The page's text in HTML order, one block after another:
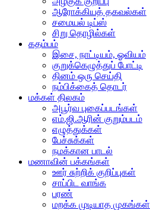
ஆரோக்கியத் தகவல்கள்
சமையல் டிப்ஸ்
சிறு தொழில்கள்
கதம்பம்
இசை, நாட்டியம், ஓவியம்
குறுக்கெழுத்துப் போட்டி
தினம் ஒரு செய்தி
நம்பிக்கைத் தொடர்
மக்கள் திலகம்
அபூர்வ புகைப்படங்கள்
எம்.ஜி.ஆரின் குறும்படம்
எழுத்துக்கள்
பேச்சுக்கள்
நமக்கான பாடல்
மணாவின் பக்கங்கள்
ஊர் சுற்றிக் குறிப்புகள்
சாப்பிட வாங்க
பரண்
மறக்க முடியாத முகங்கள்